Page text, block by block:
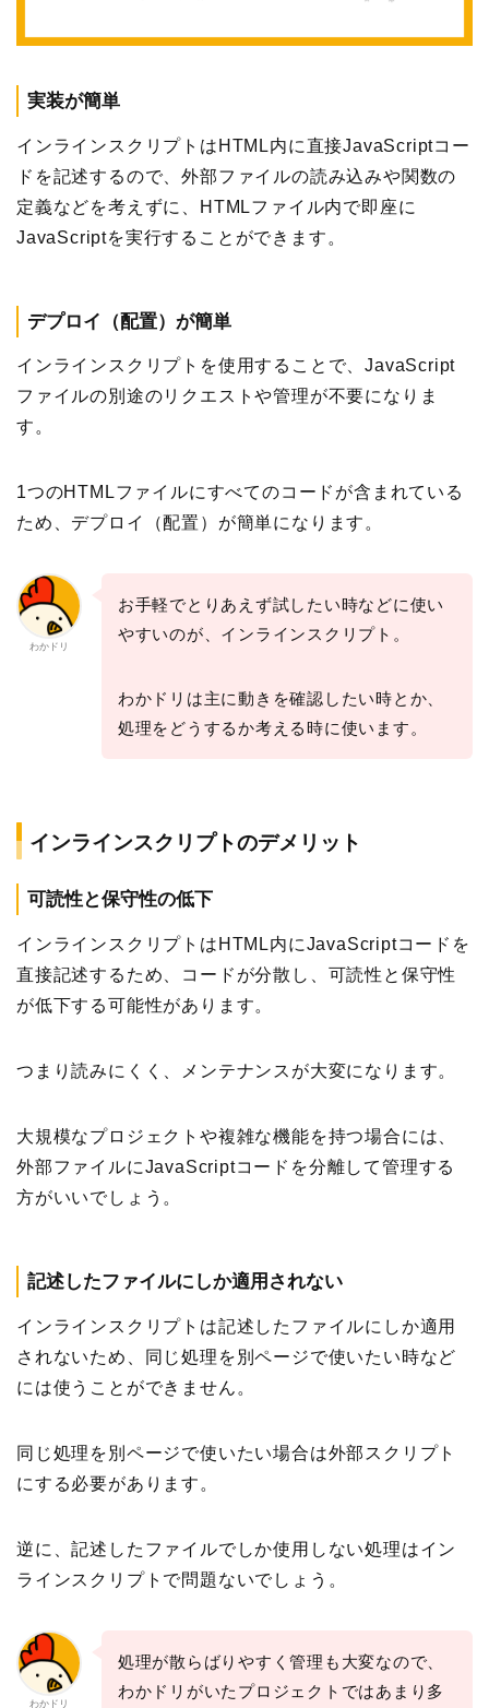
実装が簡単
インラインスクリプトはHTML内に直接JavaScriptコー
ドを記述するので、外部ファイルの読み込みや関数の
定義などを考えずに、HTMLファイル内で即座に
JavaScriptを実行することができます。
デプロイ（配置）が簡単
インラインスクリプトを使用することで、JavaScript
ファイルの別途のリクエストや管理が不要になりま
す。
1つのHTMLファイルにすべてのコードが含まれている
ため、デプロイ（配置）が簡単になります。
わかドリ
お手軽でとりあえず試したい時などに使い
やすいのが、インラインスクリプト。
わかドリは主に動きを確認したい時とか、
処理をどうするか考える時に使います。
インラインスクリプトのデメリット
可読性と保守性の低下
インラインスクリプトはHTML内にJavaScriptコードを
直接記述するため、コードが分散し、可読性と保守性
が低下する可能性があります。
つまり読みにくく、メンテナンスが大変になります。
大規模なプロジェクトや複雑な機能を持つ場合には、
外部ファイルにJavaScriptコードを分離して管理する
方がいいでしょう。
記述したファイルにしか適用されない
インラインスクリプトは記述したファイルにしか適用
されないため、同じ処理を別ページで使いたい時など
には使うことができません。
同じ処理を別ページで使いたい場合は外部スクリプト
にする必要があります。
逆に、記述したファイルでしか使用しない処理はイン
ラインスクリプトで問題ないでしょう。
わかドリ
処理が散らばりやすく管理も大変なので、
わかドリがいたプロジェクトではあまり多